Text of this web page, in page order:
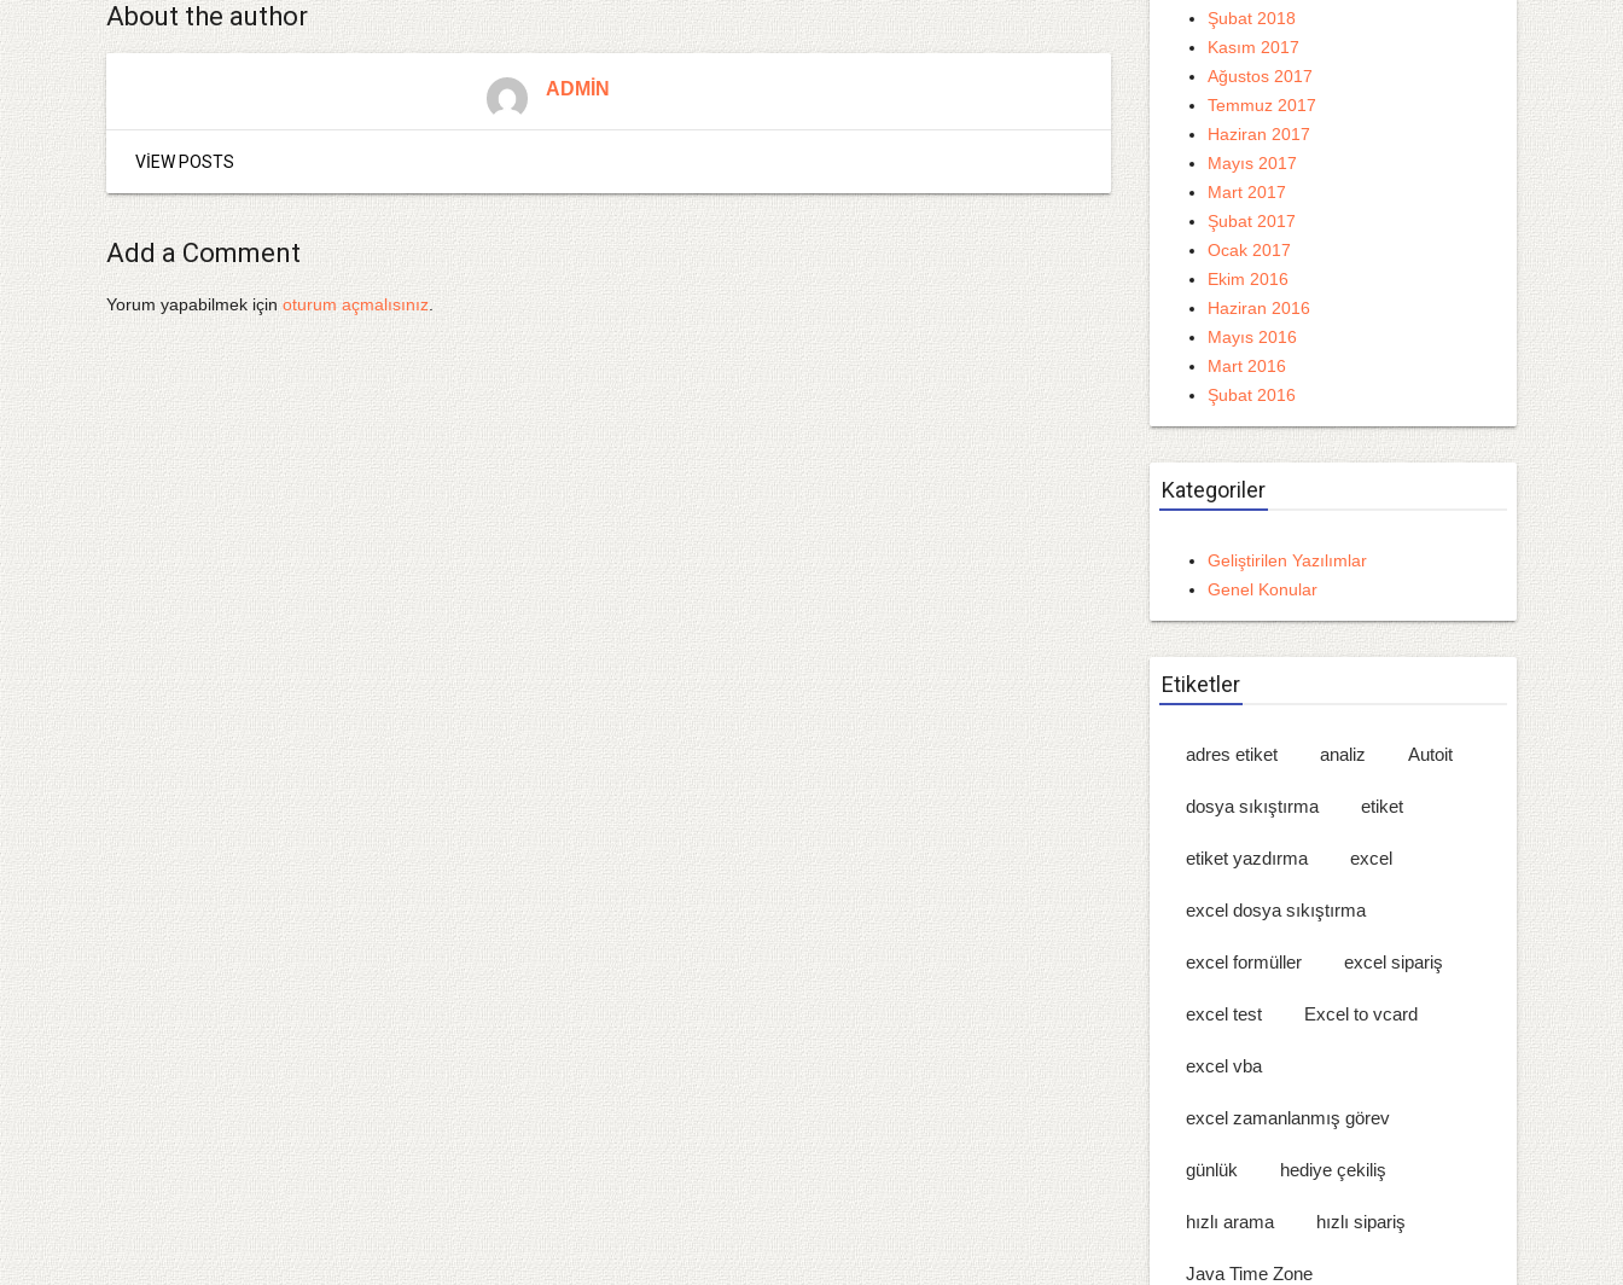
About the author
ADMIN
VIEW POSTS
Add a Comment
Yorum yapabilmek için oturum açmalısınız.
Şubat 2018
Kasım 2017
Ağustos 2017
Temmuz 2017
Haziran 2017
Mayıs 2017
Mart 2017
Şubat 2017
Ocak 2017
Ekim 2016
Haziran 2016
Mayıs 2016
Mart 2016
Şubat 2016
Kategoriler
Geliştirilen Yazılımlar
Genel Konular
Etiketler
adres etiket analiz Autoit
dosya sıkıştırma etiket
etiket yazdırma excel
excel dosya sıkıştırma
excel formüller excel sipariş
excel test Excel to vcard
excel vba
excel zamanlanmış görev
günlük hediye çekiliş
hızlı arama hızlı sipariş
Java Time Zone